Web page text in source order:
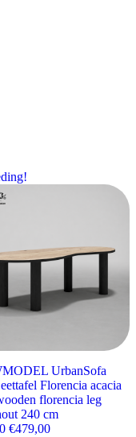
UrbanSofa
Florencia acacia
florencia leg
240 cm
Oorspronkelijke prijs
€479,00Huidige prijs is: